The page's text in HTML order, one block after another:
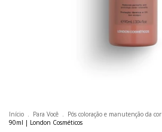
Início . Para Você . Pós coloração e manutenção da cor
90ml | London Cosméticos